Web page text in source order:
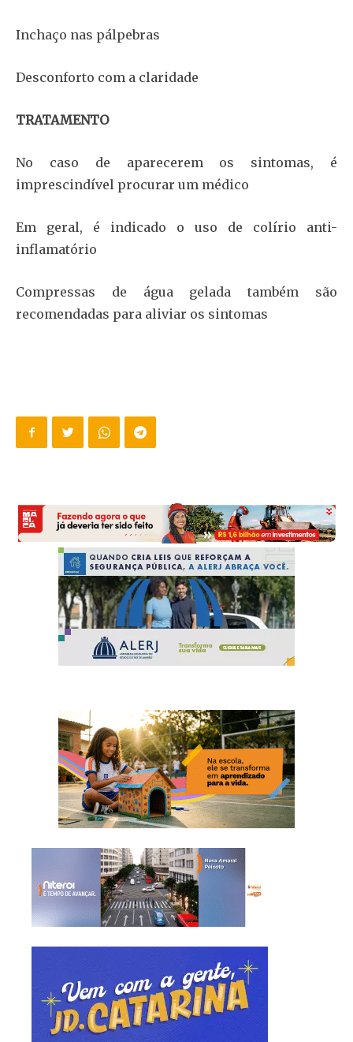
Inchaço nas pálpebras
Desconforto com a claridade
TRATAMENTO
No caso de aparecerem os sintomas, é
imprescindível procurar um médico
Em geral, é indicado o uso de colírio anti-
inflamatório
Compressas de água gelada também são
recomendadas para aliviar os sintomas